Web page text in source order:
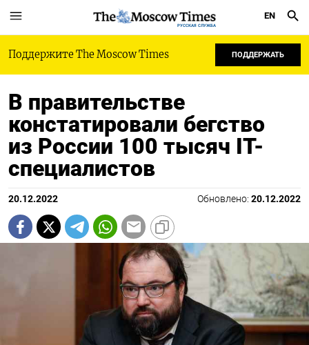
РУССКАЯ СЛУЖБА
EN
Поддержите The Moscow Times ПОДДЕРЖАТЬ
В правительстве
констатировали бегство
из России 100 тысяч IT-
специалистов
20.12.2022 Обновлено: 20.12.2022